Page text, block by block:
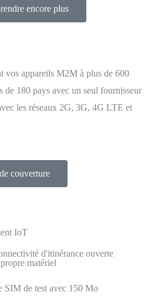
encore plus
vos appareils M2M à plus de 600
de 180 pays avec un seul fournisseur
les réseaux 2G, 3G, 4G LTE et
couverture
IoT
d'itinérance ouverte
matériel
SIM de test avec 150 Mo